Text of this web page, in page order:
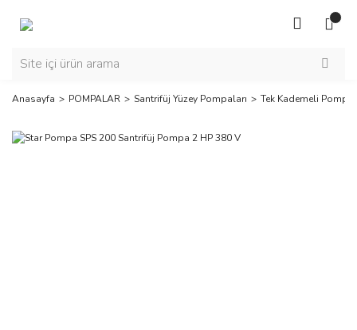
Anasayfa POMPALAR Santrifüj Yüzey Pompaları Tek Kademeli